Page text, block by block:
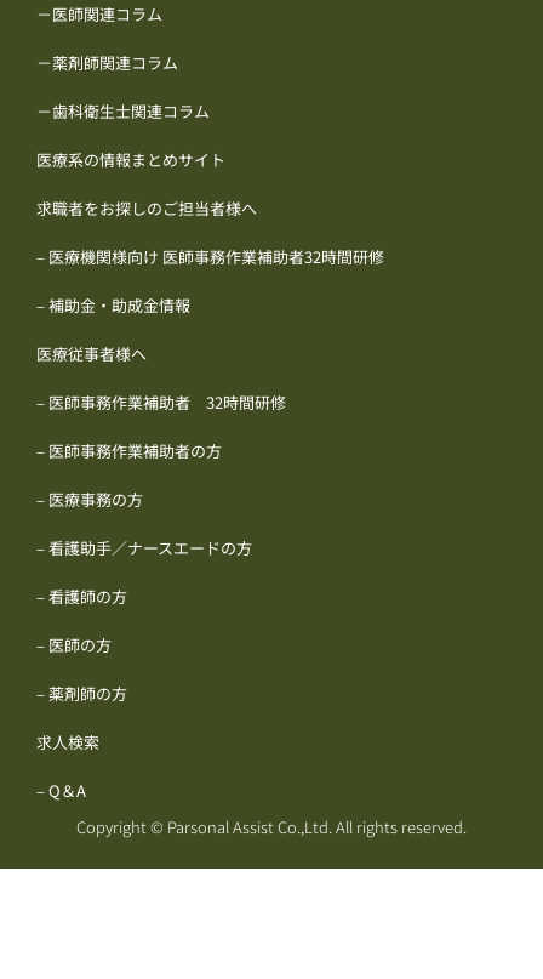
－医師関連コラム
－薬剤師関連コラム
－歯科衛生士関連コラム
医療系の情報まとめサイト
求職者をお探しのご担当者様へ
– 医療機関様向け 医師事務作業補助者32時間研修
– 補助金・助成金情報
医療従事者様へ
– 医師事務作業補助者 32時間研修
– 医師事務作業補助者の方
– 医療事務の方
– 看護助手／ナースエードの方
– 看護師の方
– 医師の方
– 薬剤師の方
求人検索
– Q＆A
Copyright © Parsonal Assist Co.,Ltd. All rights reserved.